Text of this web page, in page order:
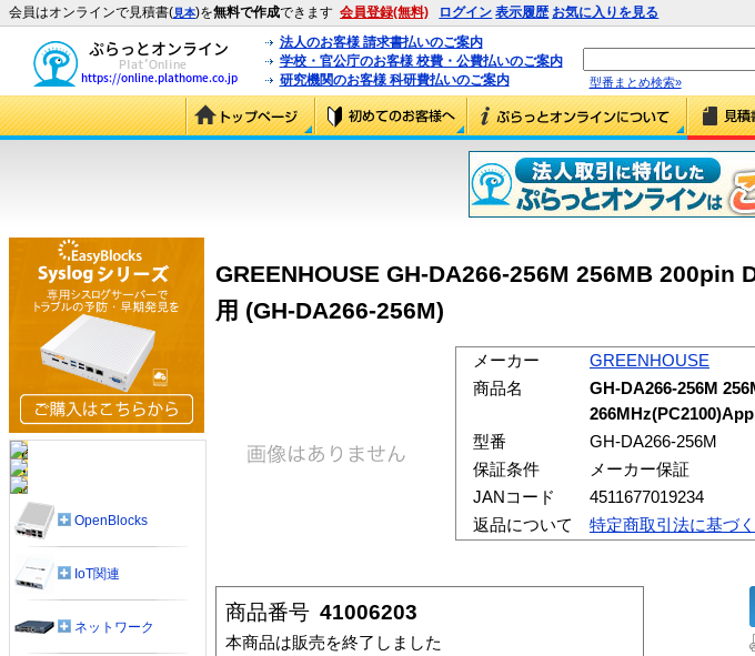
会員はオンラインで見積書(見本)を無料で作成できます 会員登録(無料) ログイン 表示履歴 お気に入りを見る
法人のお客様 請求書払いのご案内
学校・官公庁のお客様 校費・公費払いのご案内
研究機関のお客様 科研費払いのご案内
型番まとめ検索»
GREENHOUSE GH-DA266-256M 256MB 200pin
用 (GH-DA266-256M)
メーカー
GREENHOUSE
商品名
GH-DA266-256M
型番
GH-DA266-256M
保証条件
メーカー保証
JANコード
4511677019234
返品について
特定商取引法に基づ
商品番号 41006203
本商品は販売を終了しました
OpenBlocks
IoT関連
ネットワーク